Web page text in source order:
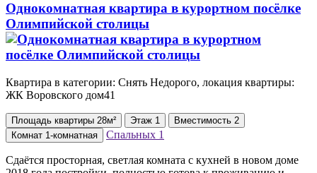
Однокомнатная квартира в курортном посёлке
Олимпийской столицы
Квартира в категории: Снять Недорого, локация квартиры:
ЖК Воровского дом41
Площадь квартиры 28м² Этаж 1 Вместимость 2
Комнат 1-комнатная Спальных 1
Сдаётся просторная, светлая комната с кухней в новом доме